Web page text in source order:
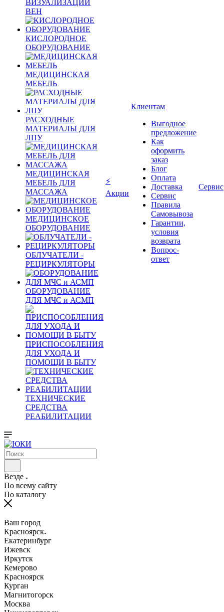
ВИЗУАЛИЗАЦИИ
ВЕН
КИСЛОРОДНОЕ
ОБОРУДОВАНИЕ
МЕДИЦИНСКАЯ
МЕБЕЛЬ
РАСХОДНЫЕ
МАТЕРИАЛЫ ДЛЯ
ЛПУ
МЕДИЦИНСКАЯ
МЕБЕЛЬ ДЛЯ
МАССАЖА
МЕДИЦИНСКОЕ
ОБОРУДОВАНИЕ
ОБЛУЧАТЕЛИ -
РЕЦИРКУЛЯТОРЫ
ОБОРУДОВАНИЕ
ДЛЯ МЧС и АСМП
ПРИСПОСОБЛЕНИЯ
ДЛЯ УХОДА И
ПОМОЩИ В БЫТУ
ТЕХНИЧЕСКИЕ
СРЕДСТВА
РЕАБИЛИТАЦИИ
⚡
Акции
Клиентам
Выгодное
предложение
Как
оформить
заказ
Блог
Оплата
Доставка
Сервис
Правила
Самовывоза
Гарантии,
условия
возврата
Вопрос-
ответ
Сервис
Везде
По всему сайту
По каталогу
Ваш город
Красноярск
Екатеринбург
Ижевск
Иркутск
Кемерово
Красноярск
Курган
Магнитогорск
Москва